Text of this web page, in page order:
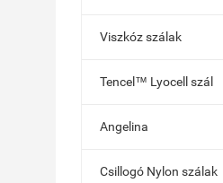
Viszkóz szálak
Tencel™ Lyocell szál
Angelina
Csillogó Nylon szálak